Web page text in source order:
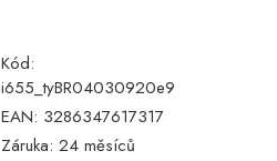
Kód:
i655_tyBR04030920e9
EAN: 3286347617317
Záruka: 24 měsíců